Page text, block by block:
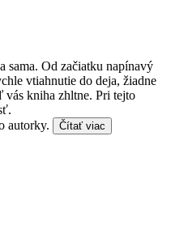
sama. Od začiatku napínavý
vtiahnutie do deja, žiadne
vás kniha zhltne. Pri tejto
autorky.
Čítať viac